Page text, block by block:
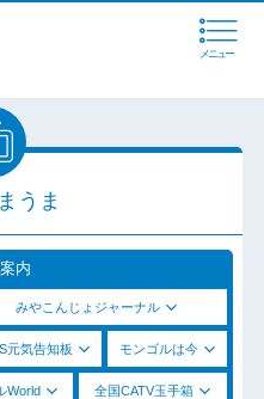
メニュー
うま
内
みやこんじょジャーナル
元気告知板 モンゴルは今
World 全国CATV玉手箱